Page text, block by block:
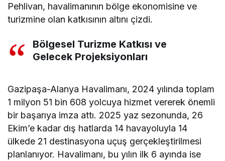
Pehlivan, havalimanının bölge ekonomisine ve
turizmine olan katkısının altını çizdi.
Bölgesel Turizme Katkısı ve
Gelecek Projeksiyonları
Gazipaşa-Alanya Havalimanı, 2024 yılında toplam
1 milyon 51 bin 608 yolcuya hizmet vererek önemli
bir başarıya imza attı. 2025 yaz sezonunda, 26
Ekim’e kadar dış hatlarda 14 havayoluyla 14
ülkede 21 destinasyona uçuş gerçekleştirilmesi
planlanıyor. Havalimanı, bu yılın ilk 6 ayında ise